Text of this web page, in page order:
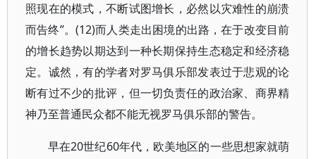
照现在的模式，不断试图增长，必然以灾难性的崩溃
而告终”。(12)而人类走出困境的出路，在于改变目前
的增长趋势以期达到一种长期保持生态稳定和经济稳
定。诚然，有的学者对罗马俱乐部发表过于悲观的论
断有过不少的批评，但一切负责任的政治家、商界精
神乃至普通民众都不能无视罗马俱乐部的警告。
早在20世纪60年代，欧美地区的一些思想家就萌